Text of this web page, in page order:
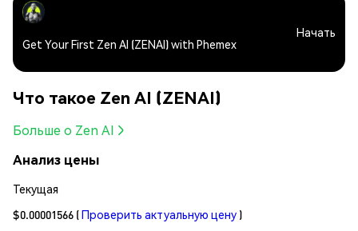
Get Your First Zen AI (ZENAI) with Phemex
Начать
Что такое Zen AI (ZENAI)
Больше о Zen AI
Анализ цены
Текущая
$0.00001566 (Проверить актуальную цену )